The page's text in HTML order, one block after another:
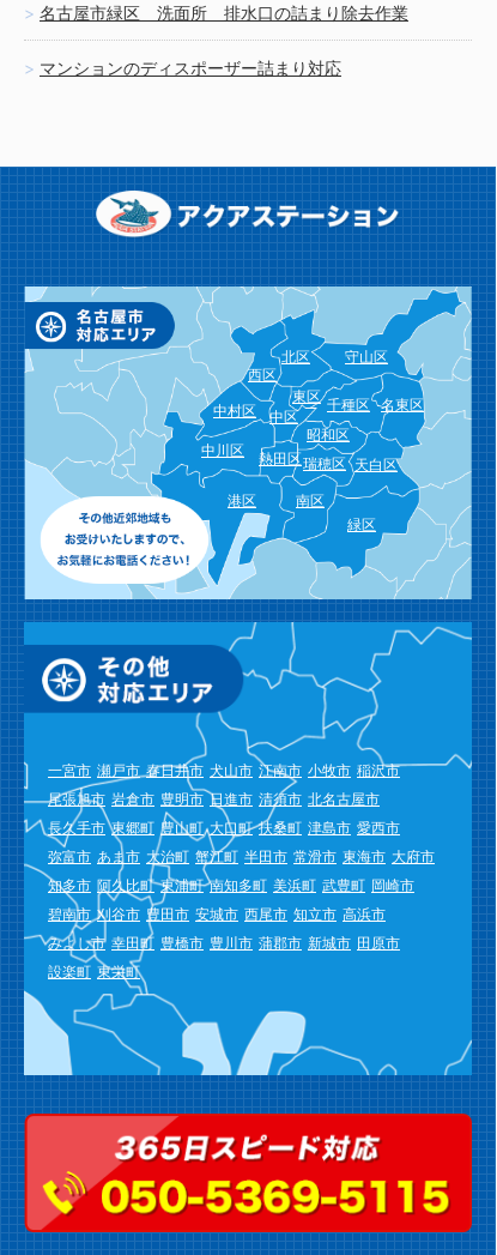
名古屋市緑区 洗面所 排水口の詰まり除去作業
マンションのディスポーザー詰まり対応
北区
西区
守山区
東区 名東区
千種区
中区
中村区
昭和区
天白区
瑞穂区
熱田区
中川区
緑区
南区
港区
一宮市 瀬戸市 春日井市 犬山市 江南市 小牧市 稲沢市
尾張旭市 岩倉市 豊明市 日進市 清須市 北名古屋市
長久手市 東郷町 豊山町 大口町 扶桑町 津島市 愛西市
弥富市 あま市 大治町 蟹江町 半田市 常滑市 東海市 大府市
知多市 阿久比町 東浦町 南知多町 美浜町 武豊町 岡崎市
碧南市 刈谷市 豊田市 安城市 西尾市 知立市 高浜市
みよし市 幸田町 豊橋市 豊川市 蒲郡市 新城市 田原市
設楽町 東栄町